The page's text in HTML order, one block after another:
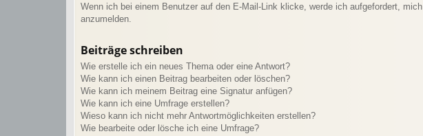
Wenn ich bei einem Benutzer auf den E-Mail-Link klicke, werde ich aufgefordert, mich
anzumelden.
Beiträge schreiben
Wie erstelle ich ein neues Thema oder eine Antwort?
Wie kann ich einen Beitrag bearbeiten oder löschen?
Wie kann ich meinem Beitrag eine Signatur anfügen?
Wie kann ich eine Umfrage erstellen?
Wieso kann ich nicht mehr Antwortmöglichkeiten erstellen?
Wie bearbeite oder lösche ich eine Umfrage?